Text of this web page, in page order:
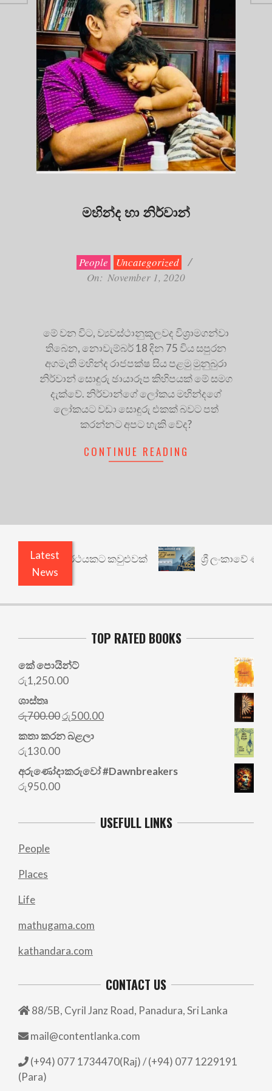
මහින්ද හා නිර්වාන්
People
Uncategorized
On: November 1, 2020
මේ වන විට, ව්‍යවස්ථානුකූලවද විශ්‍රාමගන්වා
තිබෙන, නොවැම්බර් 18 දින 75 විය සපුරන
අගමැති මහින්ද රාජපක්ෂ සිය පළමු මුනුබුරා
නිර්වාන් සොඳුරු ඡායාරූප කිහිපයක් මේ සමග
දැක්වේ. නිර්වාන්ගේ ලෝකය මහින්දගේ
ලෝකයට වඩා සොඳුරු එකක් බවට පත්
කරන්නට අපට හැකි වේද?
CONTINUE READING
Latest
News
වෙනත් යථාර්ථයකට කවුළුවක් ශ්‍රී ලංකාවේ ණය
TOP RATED BOOKS
කේ පොයින්ට්
රු1,250.00
ශාස්තෘ
රු700.00Original
price
was:
රු500.00Current
කතා කරන බළලා
රු130.00
අරු‍ණෝදාකරුවෝ #Dawnbreakers
රු950.00
USEFULL LINKS
People
Places
Life
mathugama.com
kathandara.com
CONTACT US
88/5B, Cyril Janz Road, Panadura, Sri Lanka
mail@contentlanka.com
(+94) 077 1734470(Raj) / (+94) 077 1229191
(Para)